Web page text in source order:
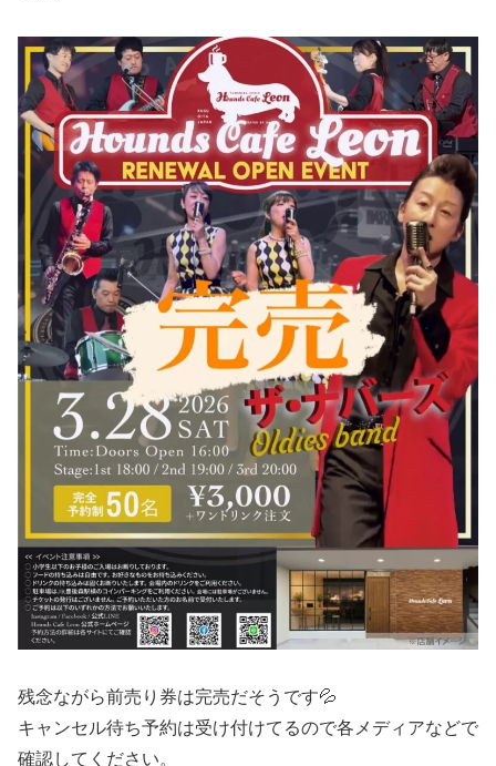
残念ながら前売り券は完売だそうです💦
キャンセル待ち予約は受け付けてるので各メディアなどで
確認してください。